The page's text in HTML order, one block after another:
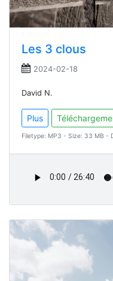
Les 3 clous
2024-02-18
David N.
Plus
Filetype: MP3 - Size: 33 MB -